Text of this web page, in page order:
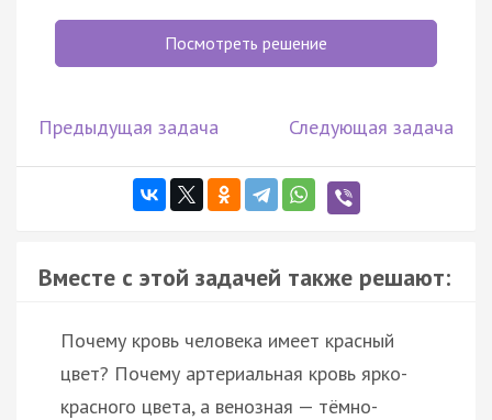
Посмотреть решение
Предыдущая задача Следующая задача
Вместе с этой задачей также решают:
Почему кровь человека имеет красный
цвет? Почему артериальная кровь ярко-
красного цвета, а венозная — тёмно-